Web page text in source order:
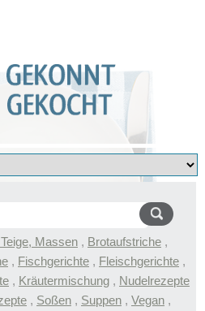
Massen , Brotaufstriche ,
, Fischgerichte , Fleischgerichte ,
, Kräutermischung , Nudelrezepte
, Soßen , Suppen , Vegan ,